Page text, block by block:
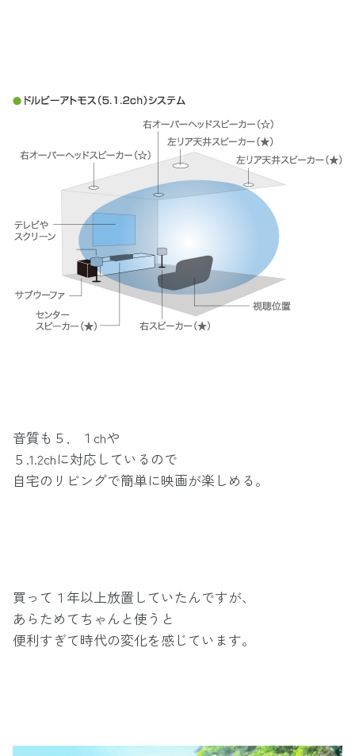
音質も５．１chや
５.1.2chに対応しているので
自宅のリビングで簡単に映画が楽しめる。
買って１年以上放置していたんですが、
あらためてちゃんと使うと
便利すぎて時代の変化を感じています。